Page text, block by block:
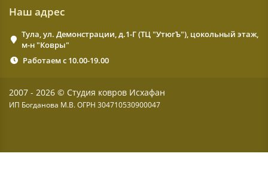
Наш адрес
Тула, ул. Демонстрации, д.1-Г (ТЦ "УтюгЪ"), цокольный этаж,
м-н "Ковры"
Работаем с 10.00-19.00
2007 - 2026 © Студия ковров Исхафан
ИП Богданова М.В. ОГРН 304710530900047